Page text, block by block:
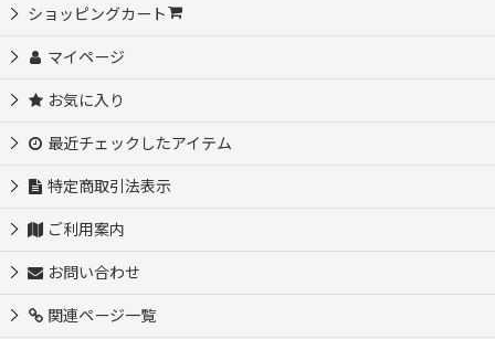
ショッピングカート
マイページ
お気に入り
最近チェックしたアイテム
特定商取引法表示
ご利用案内
お問い合わせ
関連ページ一覧